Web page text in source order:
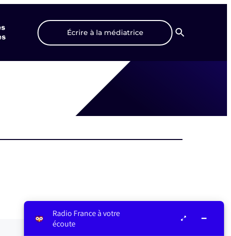
Écrire à la médiatrice
Recherche
Radio France à votre
écoute